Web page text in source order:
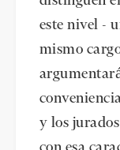
este nivel -
mismo
y los